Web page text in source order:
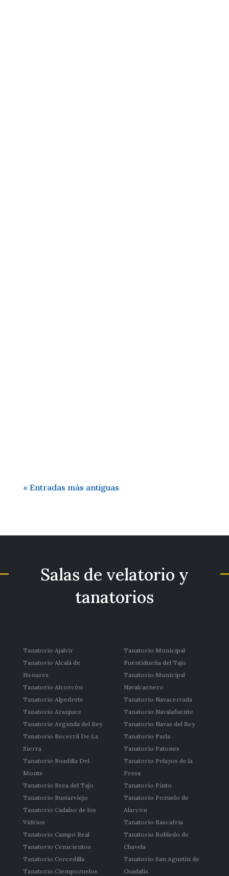
« Entradas más antiguas
Salas de velatorio y
tanatorios
Tanatorio Ajalvir
Tanatorio Alcalá de
Henares
Tanatorio Alcorcón
Tanatorio Alpedrete
Tanatorio Aranjuez
Tanatorio Arganda del Rey
Tanatorio Becerril De La
Sierra
Tanatorio Boadilla Del
Monte
Tanatorio Brea del Tajo
Tanatorio Bustarviejo
Tanatorio Cadalso de los
Vidrios
Tanatorio Campo Real
Tanatorio Cenicientos
Tanatorio Cercedilla
Tanatorio Ciempozuelos
Tanatorio Municipal
Fuentidueña del Tajo
Tanatorio Municipal
Navalcarnero
Tanatorio Navacerrada
Tanatorio Navalafuente
Tanatorio Navas del Rey
Tanatorio Parla
Tanatorio Patones
Tanatorio Pelayos de la
Presa
Tanatorio Pinto
Tanatorio Pozuelo de
Alarcón
Tanatorio Rascafria
Tanatorio Robledo de
Chavela
Tanatorio San Agustín de
Guadalix